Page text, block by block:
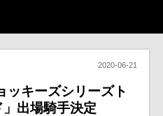
2020-06-21
ッキーズシリーズト
出場騎手決定